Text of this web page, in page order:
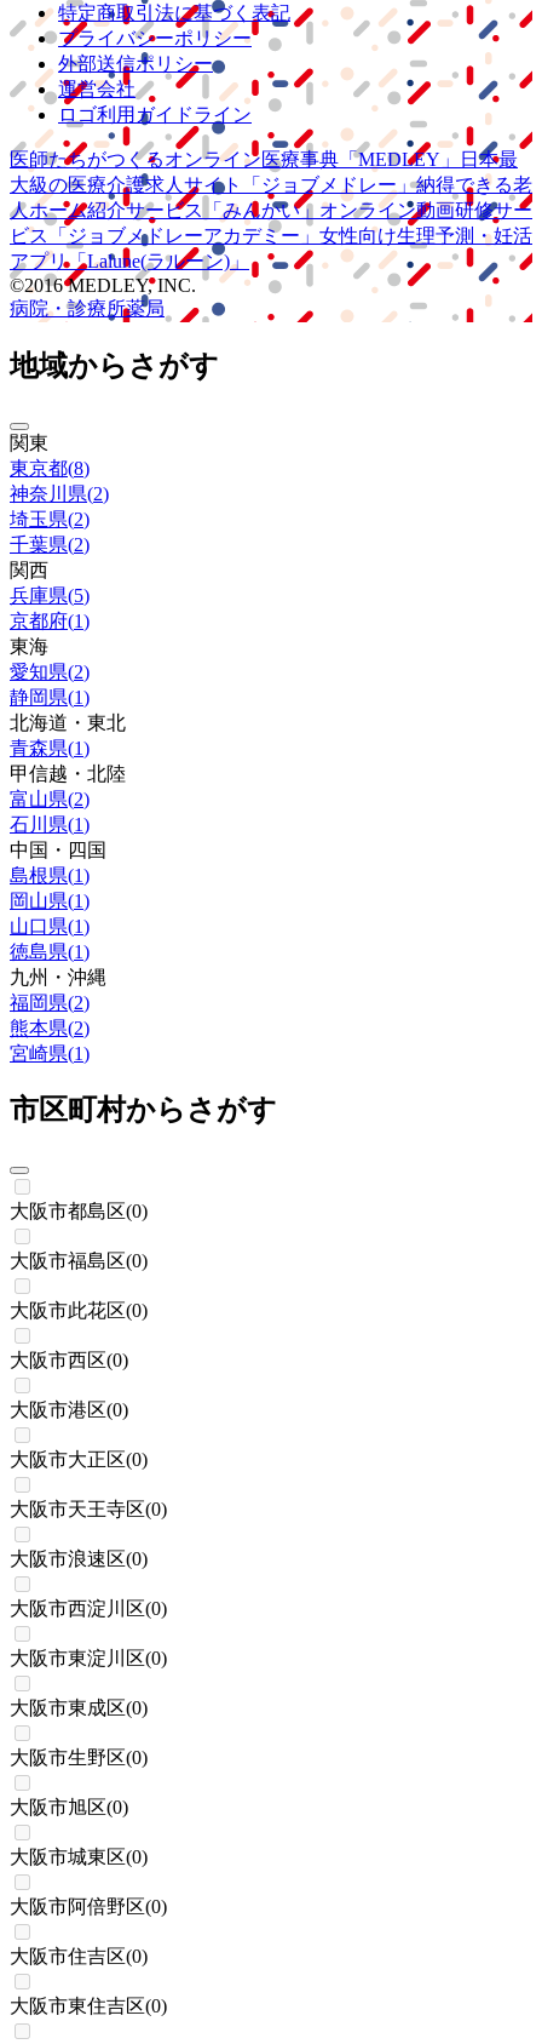
特定商取引法に基づく表記
プライバシーポリシー
外部送信ポリシー
運営会社
ロゴ利用ガイドライン
医師たちがつくるオンライン医療事典 「MEDLEY」
日本最
大級の医療介護求人サイト 「ジョブメドレー」納得できる老
人ホーム紹介サービス
「みんかい」 オンライン動画研修サー
ビス
「ジョブメドレーアカデミー」 女性向け生理予測・妊活
アプリ「Lalune(ラルーン)」
©2016 MEDLEY, INC.
病院・診療所薬局
地域からさがす
関東
東京都(8)
神奈川県(2)
埼玉県(2)
千葉県(2)
関西
兵庫県(5)
京都府(1)
東海
愛知県(2)
静岡県(1)
北海道・東北
青森県(1)
甲信越・北陸
富山県(2)
石川県(1)
中国・四国
島根県(1)
岡山県(1)
山口県(1)
徳島県(1)
九州・沖縄
福岡県(2)
熊本県(2)
宮崎県(1)
市区町村からさがす
大阪市都島区(0)
大阪市福島区(0)
大阪市此花区(0)
大阪市西区(0)
大阪市港区(0)
大阪市大正区(0)
大阪市天王寺区(0)
大阪市浪速区(0)
大阪市西淀川区(0)
大阪市東淀川区(0)
大阪市東成区(0)
大阪市生野区(0)
大阪市旭区(0)
大阪市城東区(0)
大阪市阿倍野区(0)
大阪市住吉区(0)
大阪市東住吉区(0)